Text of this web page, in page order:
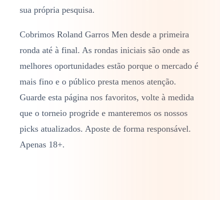
sua própria pesquisa.
Cobrimos Roland Garros Men desde a primeira
ronda até à final. As rondas iniciais são onde as
melhores oportunidades estão porque o mercado é
mais fino e o público presta menos atenção.
Guarde esta página nos favoritos, volte à medida
que o torneio progride e manteremos os nossos
picks atualizados. Aposte de forma responsável.
Apenas 18+.